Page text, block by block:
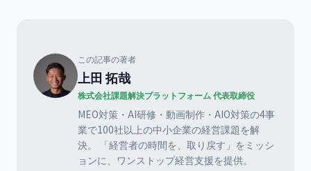
この記事の著者
上田 拓哉
株式会社課題解決プラットフォーム 代表取締役
MEO対策・AI研修・動画制作・AIO対策の4事
業で100社以上の中小企業の経営課題を解
決。 「経営者の時間を、取り戻す」をミッシ
ョンに、ワンストップ経営支援を提供。